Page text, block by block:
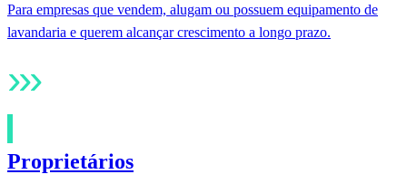
Para empresas que vendem, alugam ou possuem equipamento de
lavandaria e querem alcançar crescimento a longo prazo.
›››
Proprietários